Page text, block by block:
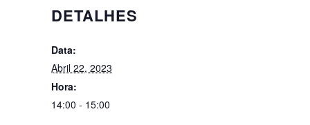
DETALHES
Data:
Abril 22, 2023
Hora:
14:00 - 15:00